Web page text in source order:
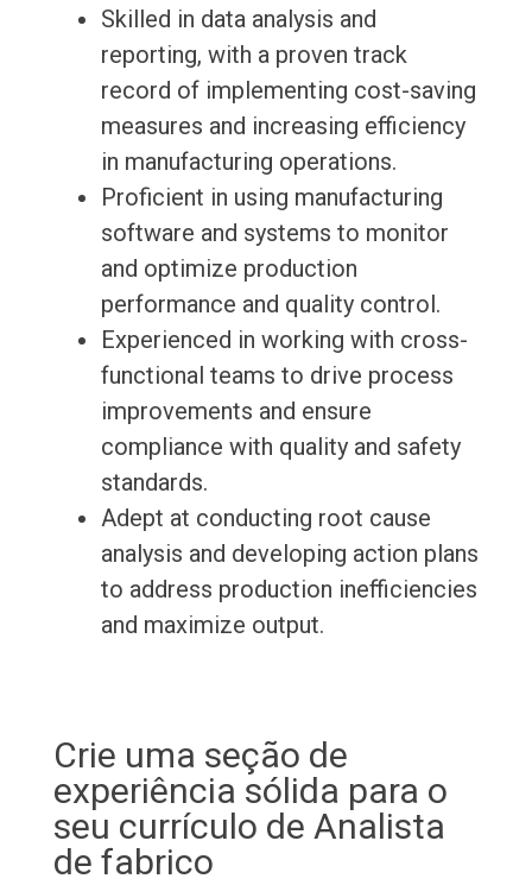
Skilled in data analysis and
reporting, with a proven track
record of implementing cost-saving
measures and increasing efficiency
in manufacturing operations.
Proficient in using manufacturing
software and systems to monitor
and optimize production
performance and quality control.
Experienced in working with cross-
functional teams to drive process
improvements and ensure
compliance with quality and safety
standards.
Adept at conducting root cause
analysis and developing action plans
to address production inefficiencies
and maximize output.
Crie uma seção de
experiência sólida para o
seu currículo de Analista
de fabrico